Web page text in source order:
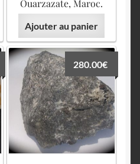
Ouarzazate, Maroc.
Ajouter au panier
280.00€